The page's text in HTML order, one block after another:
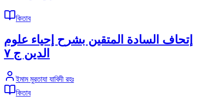
কিতাব
إتحاف السادة المتقين بشرح إحياء علوم
الدين ج ٧
ইমাম মুরতাযা যাবিদী রহঃ
কিতাব